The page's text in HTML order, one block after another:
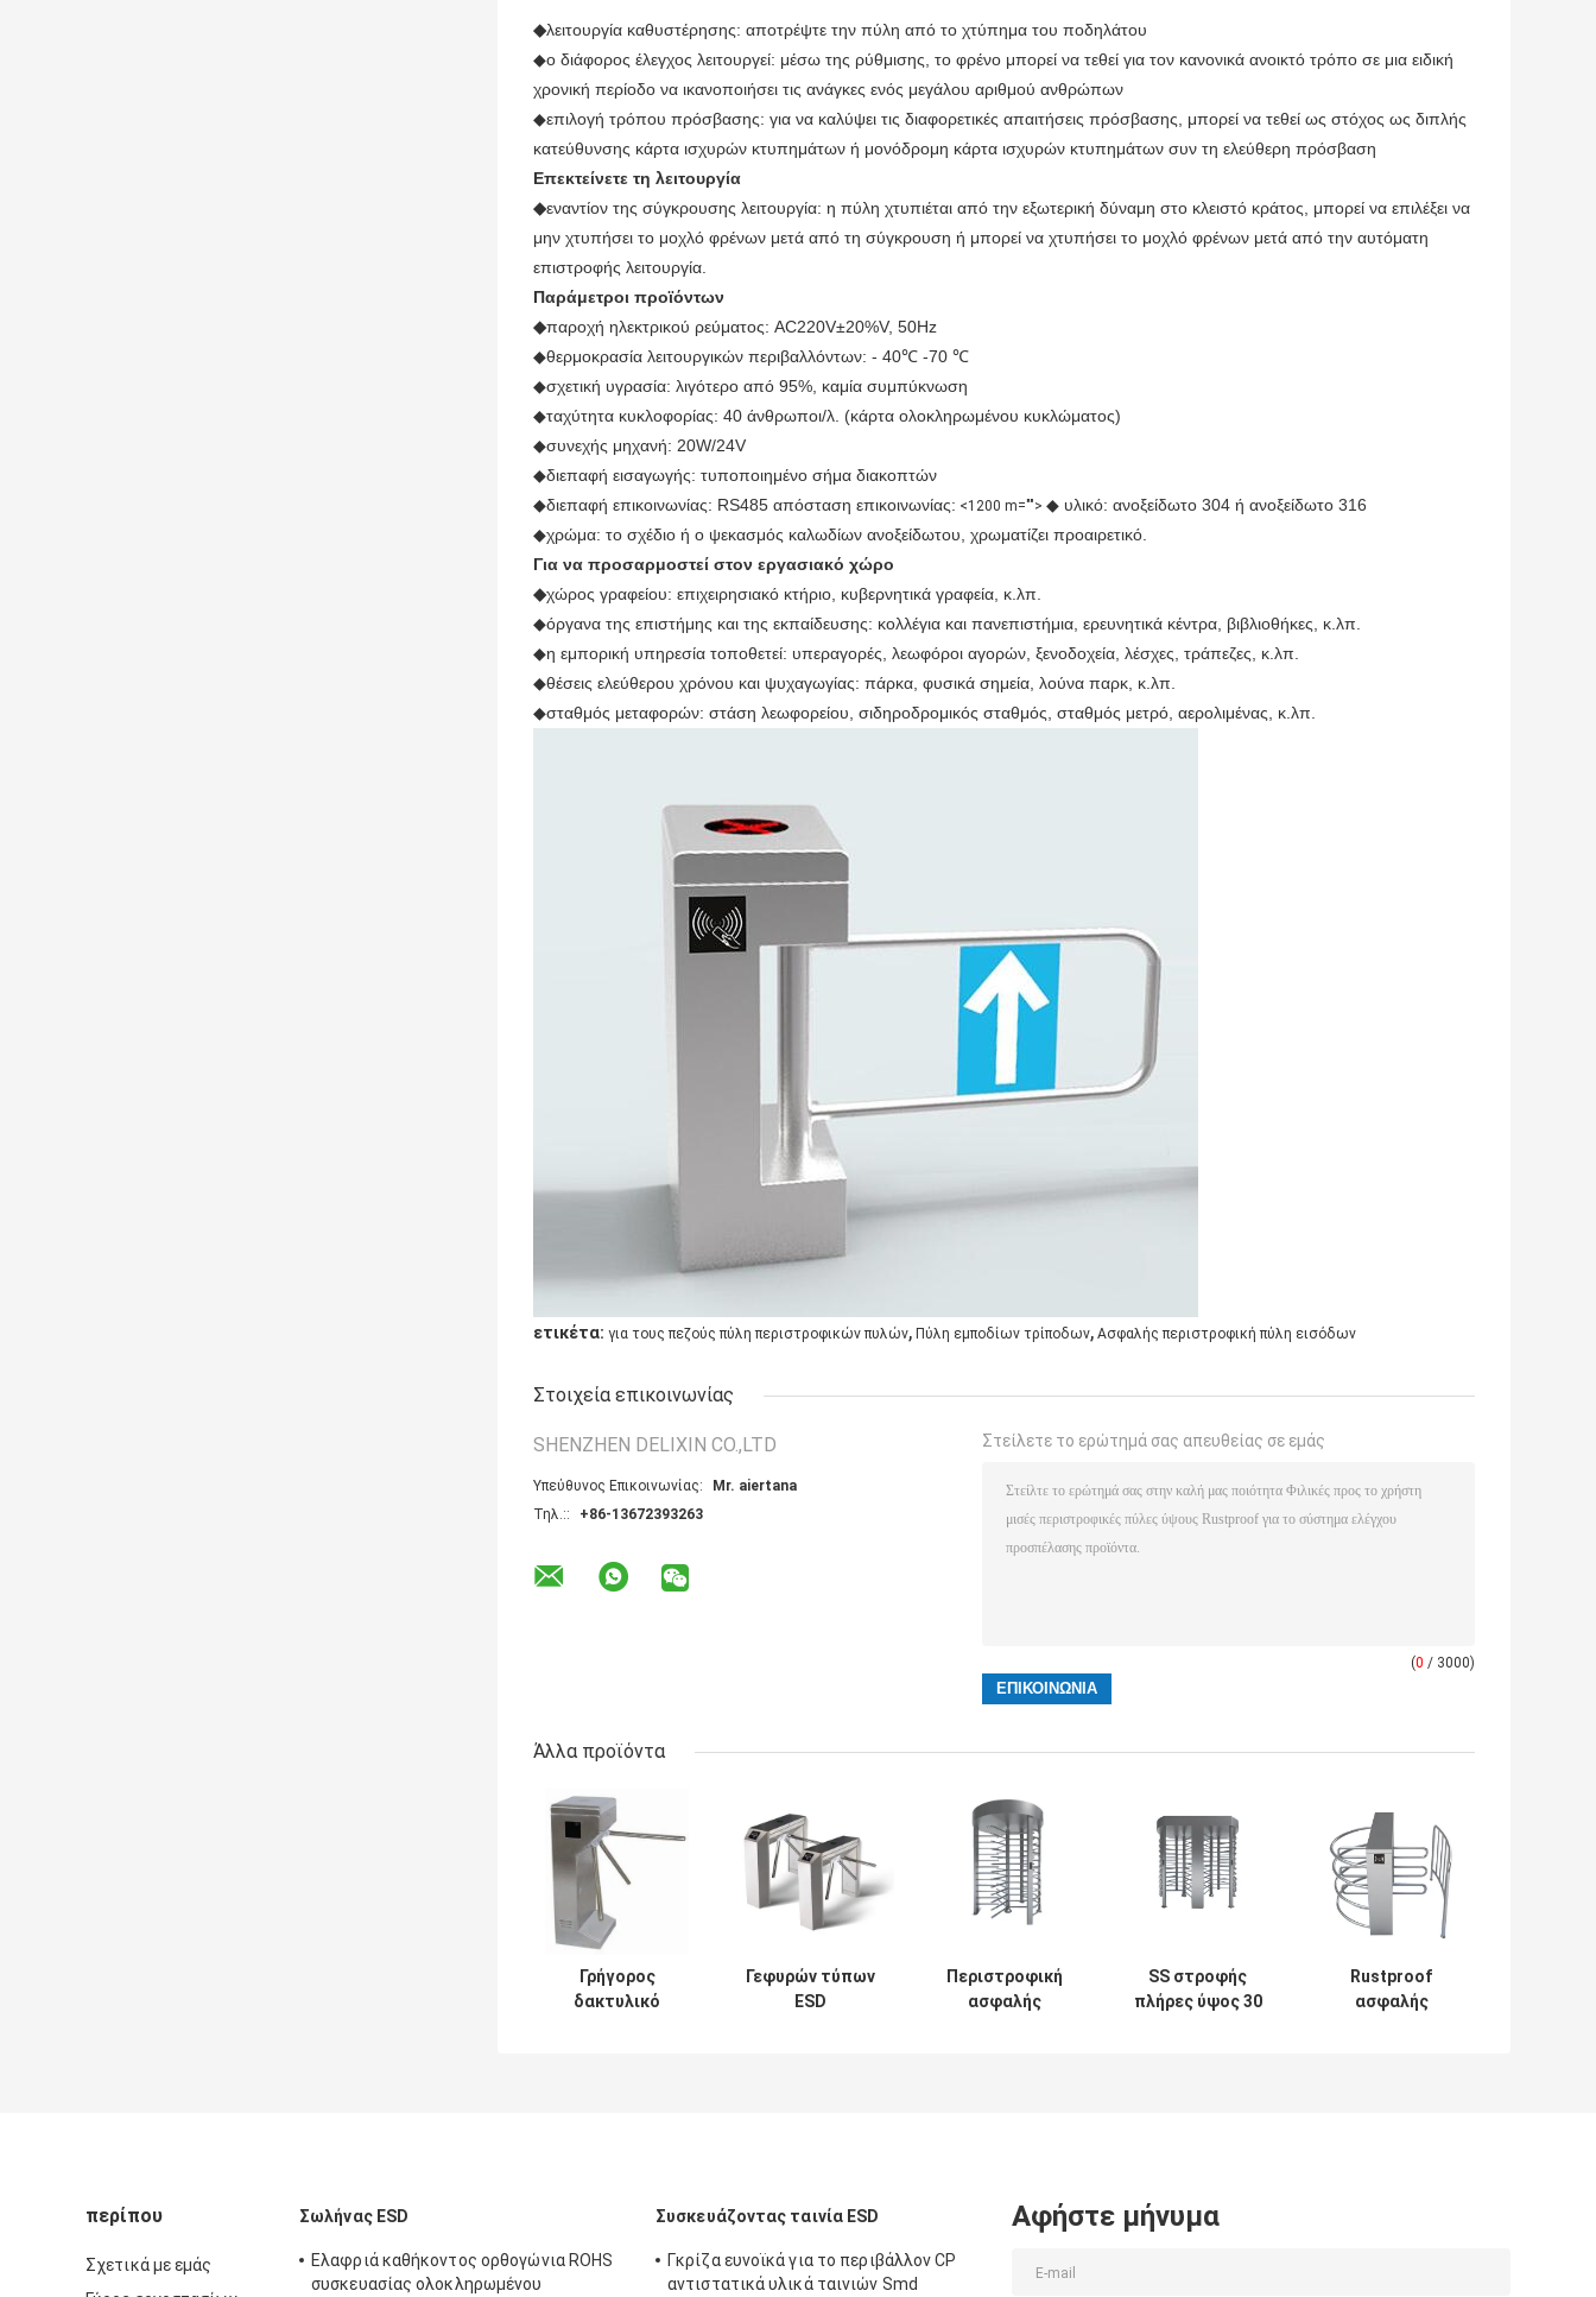
◆λειτουργία καθυστέρησης: αποτρέψτε την πύλη από το χτύπημα του ποδηλάτου
◆ο διάφορος έλεγχος λειτουργεί: μέσω της ρύθμισης, το φρένο μπορεί να τεθεί για τον κανονικά ανοικτό τρόπο σε μια ειδική
χρονική περίοδο να ικανοποιήσει τις ανάγκες ενός μεγάλου αριθμού ανθρώπων
◆επιλογή τρόπου πρόσβασης: για να καλύψει τις διαφορετικές απαιτήσεις πρόσβασης, μπορεί να τεθεί ως στόχος ως διπλής
κατεύθυνσης κάρτα ισχυρών κτυπημάτων ή μονόδρομη κάρτα ισχυρών κτυπημάτων συν τη ελεύθερη πρόσβαση
Επεκτείνετε τη λειτουργία
◆εναντίον της σύγκρουσης λειτουργία: η πύλη χτυπιέται από την εξωτερική δύναμη στο κλειστό κράτος, μπορεί να επιλέξει να
μην χτυπήσει το μοχλό φρένων μετά από τη σύγκρουση ή μπορεί να χτυπήσει το μοχλό φρένων μετά από την αυτόματη
επιστροφής λειτουργία.
Παράμετροι προϊόντων
◆παροχή ηλεκτρικού ρεύματος: AC220V±20%V, 50Hz
◆θερμοκρασία λειτουργικών περιβαλλόντων: - 40℃ -70 ℃
◆σχετική υγρασία: λιγότερο από 95%, καμία συμπύκνωση
◆ταχύτητα κυκλοφορίας: 40 άνθρωποι/λ. (κάρτα ολοκληρωμένου κυκλώματος)
◆συνεχής μηχανή: 20W/24V
◆διεπαφή εισαγωγής: τυποποιημένο σήμα διακοπτών
◆διεπαφή επικοινωνίας: RS485 απόσταση επικοινωνίας: <1200 m=""> ◆ υλικό: ανοξείδωτο 304 ή ανοξείδωτο 316
◆χρώμα: το σχέδιο ή ο ψεκασμός καλωδίων ανοξείδωτου, χρωματίζει προαιρετικό.
Για να προσαρμοστεί στον εργασιακό χώρο
◆χώρος γραφείου: επιχειρησιακό κτήριο, κυβερνητικά γραφεία, κ.λπ.
◆όργανα της επιστήμης και της εκπαίδευσης: κολλέγια και πανεπιστήμια, ερευνητικά κέντρα, βιβλιοθήκες, κ.λπ.
◆η εμπορική υπηρεσία τοποθετεί: υπεραγορές, λεωφόροι αγορών, ξενοδοχεία, λέσχες, τράπεζες, κ.λπ.
◆θέσεις ελεύθερου χρόνου και ψυχαγωγίας: πάρκα, φυσικά σημεία, λούνα παρκ, κ.λπ.
◆σταθμός μεταφορών: στάση λεωφορείου, σιδηροδρομικός σταθμός, σταθμός μετρό, αερολιμένας, κ.λπ.
ετικέτα: για τους πεζούς πύλη περιστροφικών πυλών, Πύλη εμποδίων τρίποδων, Ασφαλής περιστροφική πύλη εισόδων
Στοιχεία επικοινωνίας
SHENZHEN DELIXIN CO.,LTD
Υπεύθυνος Επικοινωνίας:
Mr. aiertana
Τηλ.::
+86-13672393263
Στείλετε το ερώτημά σας απευθείας σε εμάς
(0 / 3000)
Άλλα προϊόντα
Γρήγορος
δακτυλικό
ταυτότητας RFID
Γεφυρών τύπων
ESD
Περιστροφική
ασφαλής
ανίχνευση
κώδικα QR
SS στροφής
πλήρες ύψος 30
Rustproof
ασφαλής
περίπου
Σχετικά με εμάς
Σωλήνας ESD
Ελαφριά καθήκοντος ορθογώνια ROHS
συσκευασίας ολοκληρωμένου
Συσκευάζοντας ταινία ESD
Γκρίζα ευνοϊκά για το περιβάλλον CP
αντιστατικά υλικά ταινιών Smd
Αφήστε μήνυμα